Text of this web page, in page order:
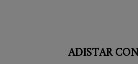
ADISTAR